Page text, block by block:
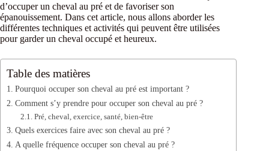
d’occuper un cheval au pré et de favoriser son
épanouissement. Dans cet article, nous allons aborder les
différentes techniques et activités qui peuvent être utilisées
pour garder un cheval occupé et heureux.
Table des matières
Pourquoi occuper son cheval au pré est important ?
Comment s’y prendre pour occuper son cheval au pré ?
Pré, cheval, exercice, santé, bien-être
Quels exercices faire avec son cheval au pré ?
A quelle fréquence occuper son cheval au pré ?